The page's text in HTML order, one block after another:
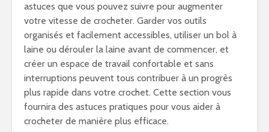
astuces que vous pouvez suivre pour augmenter
votre vitesse de crocheter. Garder vos outils
organisés et facilement accessibles, utiliser un bol à
laine ou dérouler la laine avant de commencer, et
créer un espace de travail confortable et sans
interruptions peuvent tous contribuer à un progrès
plus rapide dans votre crochet. Cette section vous
fournira des astuces pratiques pour vous aider à
crocheter de manière plus efficace.